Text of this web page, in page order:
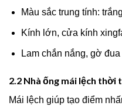
Màu sắc trung tính:
Kính lớn, cửa kính
Lam chắn nắng, gờ
2.2 Nhà ống mái lệch thời
Mái lệch giúp tạo điểm